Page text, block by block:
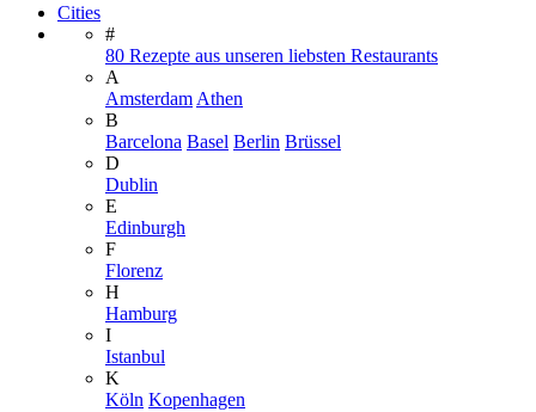
Cities
#
80 Rezepte aus unseren liebsten Restaurants
A
Amsterdam Athen
B
Barcelona Basel Berlin Brüssel
D
Dublin
E
Edinburgh
F
Florenz
H
Hamburg
I
Istanbul
K
Köln Kopenhagen